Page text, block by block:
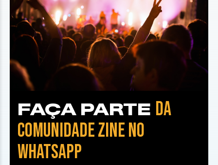
FAÇA PARTE DA
COMUNIDADE ZINE NO
WHATSAPP